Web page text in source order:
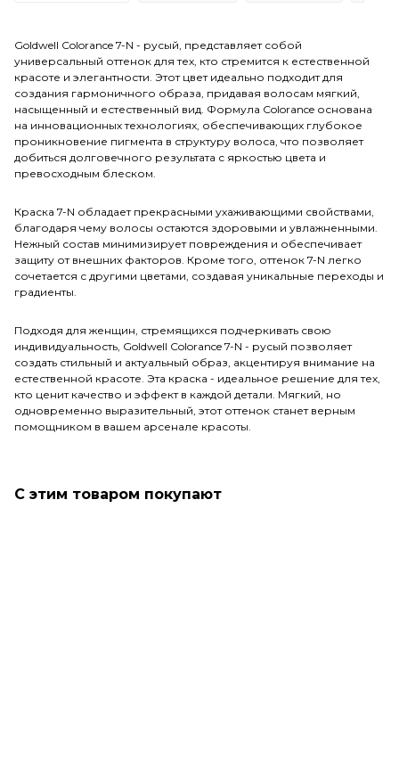
Goldwell Colorance 7-N - русый, представляет собой
универсальный оттенок для тех, кто стремится к естественной
красоте и элегантности. Этот цвет идеально подходит для
создания гармоничного образа, придавая волосам мягкий,
насыщенный и естественный вид. Формула Colorance основана
на инновационных технологиях, обеспечивающих глубокое
проникновение пигмента в структуру волоса, что позволяет
добиться долговечного результата с яркостью цвета и
превосходным блеском.
Краска 7-N обладает прекрасными ухаживающими свойствами,
благодаря чему волосы остаются здоровыми и увлажненными.
Нежный состав минимизирует повреждения и обеспечивает
защиту от внешних факторов. Кроме того, оттенок 7-N легко
сочетается с другими цветами, создавая уникальные переходы и
градиенты.
Подходя для женщин, стремящихся подчеркивать свою
индивидуальность, Goldwell Colorance 7-N - русый позволяет
создать стильный и актуальный образ, акцентируя внимание на
естественной красоте. Эта краска - идеальное решение для тех,
кто ценит качество и эффект в каждой детали. Мягкий, но
одновременно выразительный, этот оттенок станет верным
помощником в вашем арсенале красоты.
С этим товаром покупают